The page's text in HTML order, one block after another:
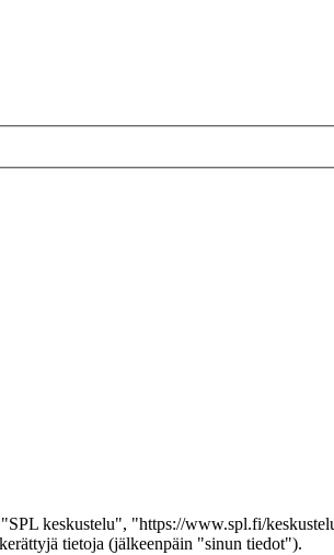
keskustelu", "https://www.spl.fi/
tietoja (jälkeenpäin "sinun tiedot").